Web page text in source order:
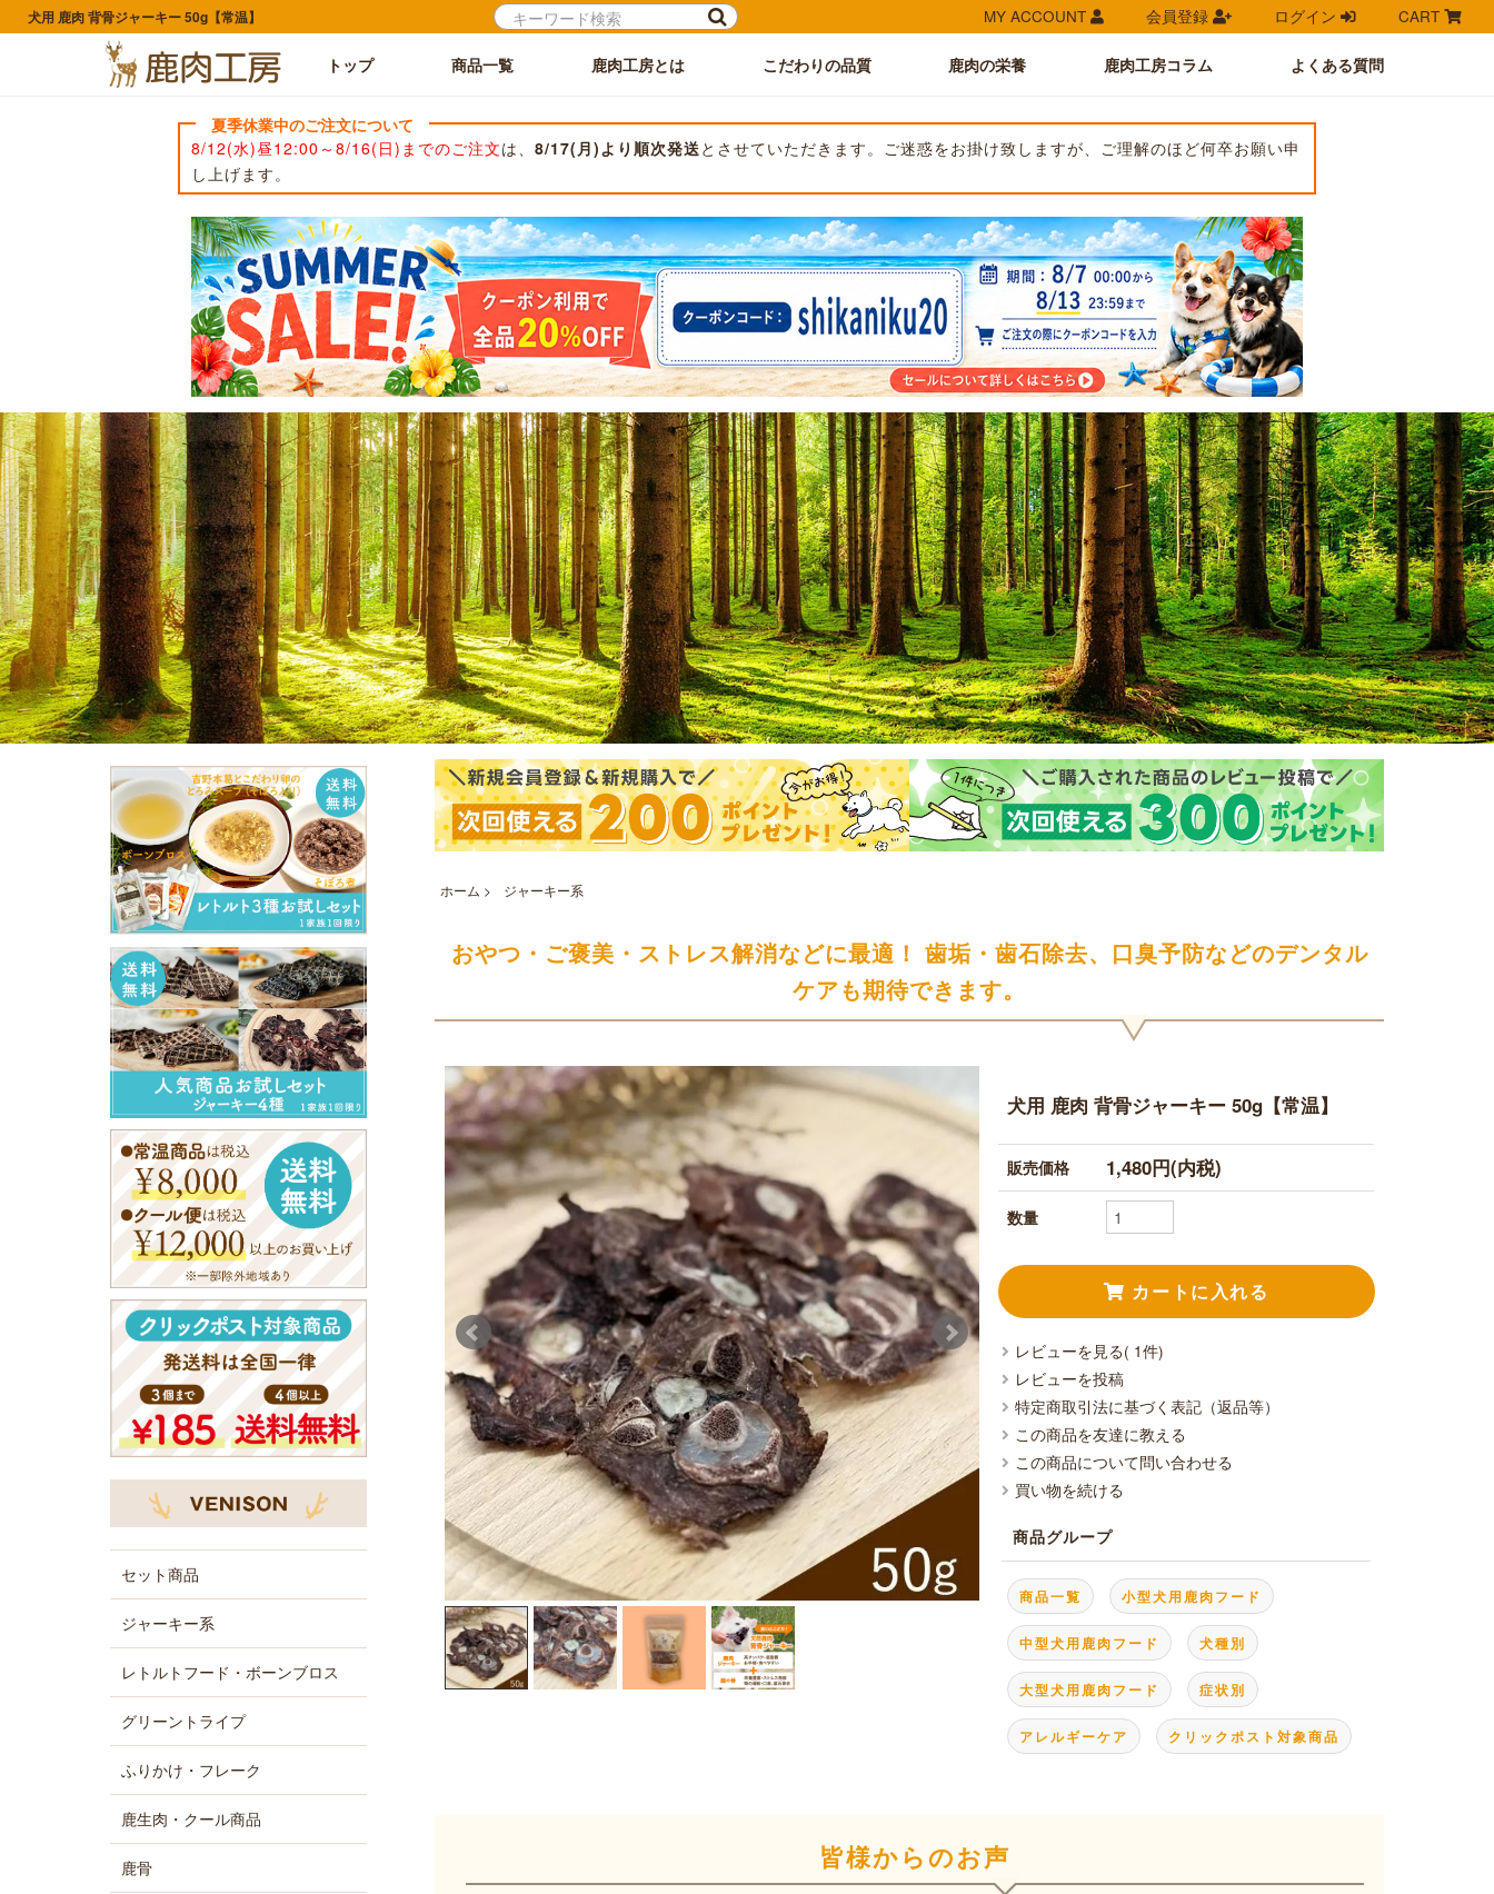
犬用 鹿肉 背骨ジャーキー 50g【常温】 MY ACCOUNT 会員登録 ログイン CART
トップ 商品一覧 鹿肉工房とは こだわりの品質 鹿肉の栄養 鹿肉工房コラム よくある質問
夏季休業中のご注文について
8/12(水)昼12:00～8/16(日)までのご注文は、 8/17(月)より順次発送とさせていただきます。ご迷惑をお掛け致しますが、ご理解のほど何卒お願い申
し上げます。
ホーム > ジャーキー系
おやつ・ご褒美・ストレス解消などに最適！ 歯垢・歯石除去、口臭予防などのデンタル
ケアも期待できます。
犬用 鹿肉 背骨ジャーキー 50g【常温】
販売価格 1,480円(内税)
数量
レビューを見る( 1件)
レビューを投稿
特定商取引法に基づく表記（返品等）
この商品を友達に教える
この商品について問い合わせる
買い物を続ける
商品グループ
商品一覧 小型犬用鹿肉フード
中型犬用鹿肉フード 犬種別
大型犬用鹿肉フード 症状別
アレルギーケア クリックポスト対象商品
皆様からのお声
セット商品
ジャーキー系
レトルトフード・ボーンブロス
グリーントライプ
ふりかけ・フレーク
鹿生肉・クール商品
鹿骨